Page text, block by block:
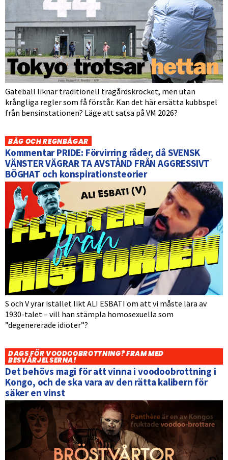
Gateball liknar traditionell trägårdskrocket, men utan
krångliga regler som få förstår. Kan det här ersätta kubbspel
från bensinstationen? Läge att satsa på VM 2026?
BÅG OCH REGNBÅGAR
Kommentar PRIDE: Förvirring råder, då SVENSK
VÄNSTER VÄGRAR TA AVSTÅND FRÅN AGGRESSIVT
BÖGHAT och konspirationsteorier
S och V yrar istället likt ALI ESBATI om att vi måste lära av
1930-talet – vill han stämpla homosexuella som
”degenererade idioter”?
DAGS FÖR VOODOOBROTTNING? FRAM MED
BESVÄRJELSERNA!
Det behövs magi för att vinna i voodoobrottning i
Kongo, och de ska vara av den rätta kalibern för
säker en vinst